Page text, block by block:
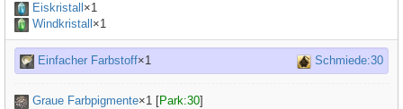
Eiskristall ×1
Windkristall ×1
Einfacher Farbstoff×1 Schmiede:30
Graue Farbpigmente×1 [Park:30]